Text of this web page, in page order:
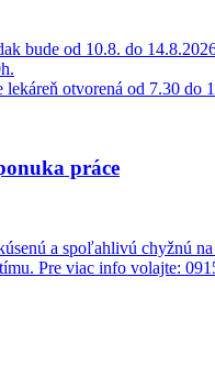
bude od 10.8. do
otvorená od 7.30 do
práce
a spoľahlivú chyžnú
Pre viac info volajte: